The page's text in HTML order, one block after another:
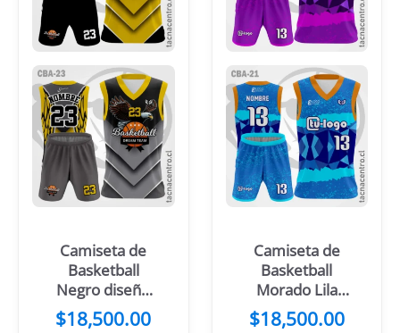
Camiseta de
Basketball
Negro diseño
Dorado
$18,500.00
Camiseta de
Basketball
Morado Lila
Mangas Negras
$18,500.00